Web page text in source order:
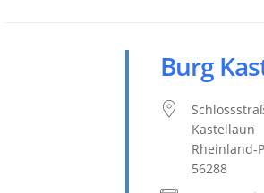
Burg
Kastellaun
Rheinland-
56288